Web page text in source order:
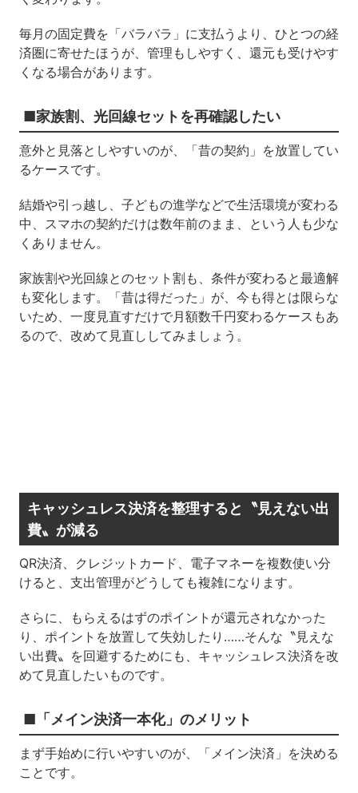
毎月の固定費を「バラバラ」に支払うより、ひとつの経
済圏に寄せたほうが、管理もしやすく、還元も受けやす
くなる場合があります。
■家族割、光回線セットを再確認したい
意外と見落としやすいのが、「昔の契約」を放置してい
るケースです。
結婚や引っ越し、子どもの進学などで生活環境が変わる
中、スマホの契約だけは数年前のまま、という人も少な
くありません。
家族割や光回線とのセット割も、条件が変わると最適解
も変化します。「昔は得だった」が、今も得とは限らな
いため、一度見直すだけで月額数千円変わるケースもあ
るので、改めて見直ししてみましょう。
キャッシュレス決済を整理すると〝見えない出
費〟が減る
QR決済、クレジットカード、電子マネーを複数使い分
けると、支出管理がどうしても複雑になります。
さらに、もらえるはずのポイントが還元されなかった
り、ポイントを放置して失効したり……そんな〝見えな
い出費〟を回避するためにも、キャッシュレス決済を改
めて見直したいものです。
■「メイン決済一本化」のメリット
まず手始めに行いやすいのが、「メイン決済」を決める
ことです。